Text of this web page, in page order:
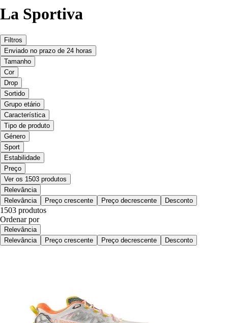
La Sportiva
Filtros
Enviado no prazo de 24 horas
Tamanho
Cor
Drop
Sortido
Grupo etário
Característica
Tipo de produto
Género
Sport
Estabilidade
Preço
Ver os 1503 produtos
Relevância
Relevância
Preço crescente Preço decrescente Desconto
1503 produtos
Ordenar por
Relevância
Relevância
Preço crescente Preço decrescente Desconto